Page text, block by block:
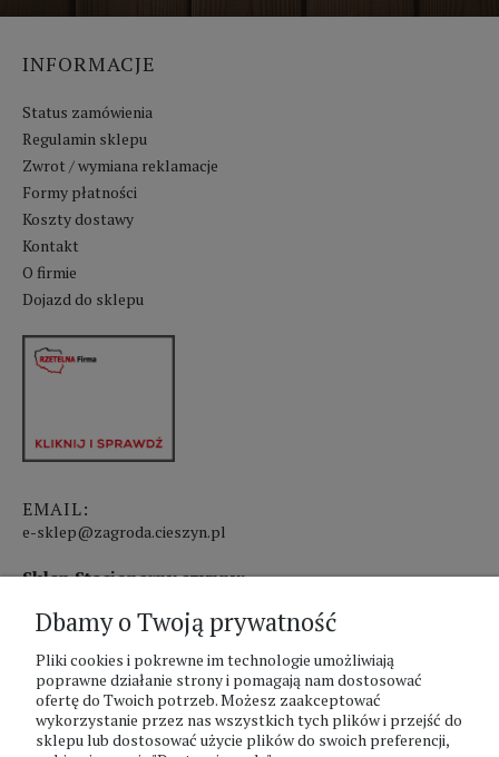
INFORMACJE
Status zamówienia
Regulamin sklepu
Zwrot / wymiana reklamacje
Formy płatności
Koszty dostawy
Kontakt
O firmie
Dojazd do sklepu
EMAIL:
e-sklep@zagroda.cieszyn.pl
Sklep Stacjonarny czynny:
pon.-pt. 8:00 - 17:00
sobota 8:00 - 13:00
PHU Zagroda A.Szlaur
ZAGRODA Centrum Ogrodnicze
Dbamy o Twoją prywatność
Pliki cookies i pokrewne im technologie umożliwiają
poprawne działanie strony i pomagają nam dostosować
ofertę do Twoich potrzeb. Możesz zaakceptować
wykorzystanie przez nas wszystkich tych plików i przejść do
sklepu lub dostosować użycie plików do swoich preferencji,